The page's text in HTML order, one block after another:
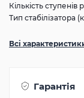
Кількість
Тип стабілізатора
Всі
Гарантія